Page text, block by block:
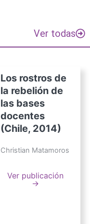
Ver todas
Los rostros de
la rebelión de
las bases
docentes
(Chile, 2014)
Christian Matamoros
Ver publicación
→